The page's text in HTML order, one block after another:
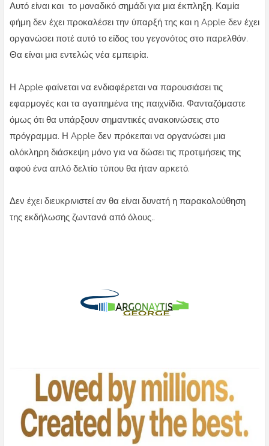
Αυτό είναι και το μοναδικό σημάδι για μια έκπληξη. Καμία
φήμη δεν έχει προκαλέσει την ύπαρξή της και η Apple δεν έχει
οργανώσει ποτέ αυτό το είδος του γεγονότος στο παρελθόν.
Θα είναι μια εντελώς νέα εμπειρία.
Η Apple φαίνεται να ενδιαφέρεται να παρουσιάσει τις
εφαρμογές και τα αγαπημένα της παιχνίδια. Φανταζόμαστε
όμως ότι θα υπάρξουν σημαντικές ανακοινώσεις στο
πρόγραμμα. Η Apple δεν πρόκειται να οργανώσει μια
ολόκληρη διάσκεψη μόνο για να δώσει τις προτιμήσεις της
αφού ένα απλό δελτίο τύπου θα ήταν αρκετό.
Δεν έχει διευκρινιστεί αν θα είναι δυνατή η παρακολούθηση
της εκδήλωσης ζωντανά από όλους..